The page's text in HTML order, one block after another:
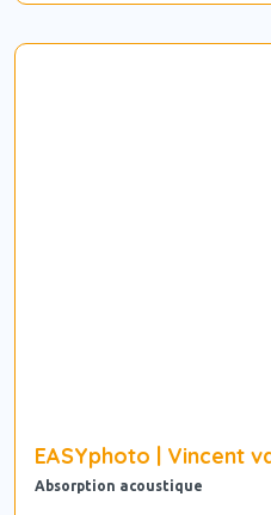
EASYphoto | Vincent
Absorption acoustique